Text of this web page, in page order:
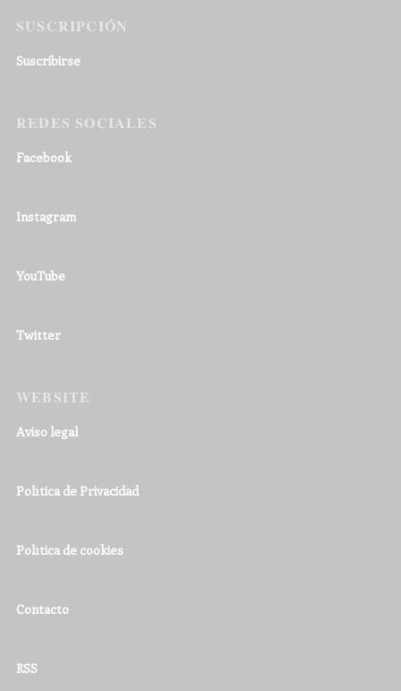
SUSCRIPCIÓN
Suscribirse
REDES SOCIALES
Facebook
Instagram
YouTube
Twitter
WEBSITE
Aviso legal
Política de Privacidad
Política de cookies
Contacto
RSS